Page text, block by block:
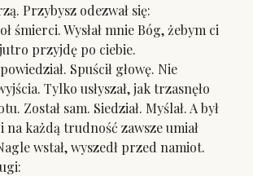
Przybysz odezwał się:
śmierci. Wysłał mnie Bóg, żebym ci
przyjdę po ciebie.
Spuścił głowę. Nie
Tylko usłyszał, jak trzasnęło
Został sam. Siedział. Myślał. A był
każdą trudność zawsze umiał
wstał, wyszedł przed namiot.